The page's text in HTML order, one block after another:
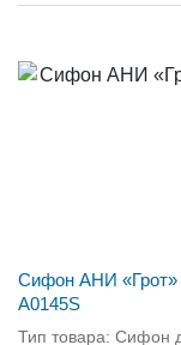
Сифон АНИ «Грот»
А0145S
Тип товара: Сифон